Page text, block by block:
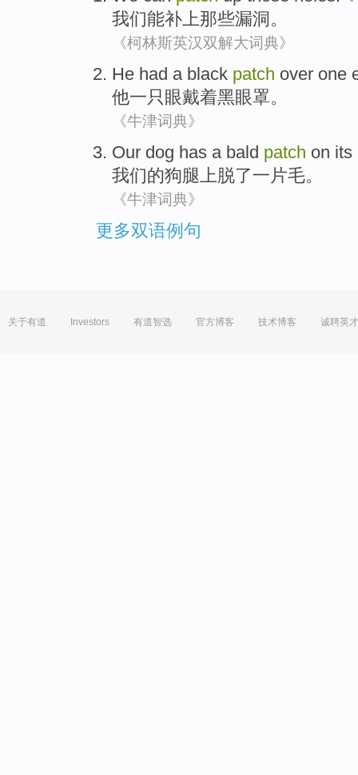
我们能补上那些漏洞 。
《柯林斯英汉双解大词典》
He had a black patch over one
他一只眼戴着黑眼罩。
《牛津词典》
Our dog has a bald patch on its
我们的狗腿 上脱了一 片毛。
《牛津词典》
更多双语例句
关于有道 Investors 有道智选 官方博客 技术博客 诚聘英才